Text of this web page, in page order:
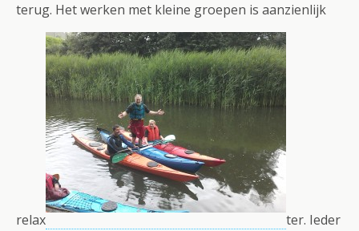
terug. Het werken met kleine groepen is aanzienlijk
relax
ter. Ieder